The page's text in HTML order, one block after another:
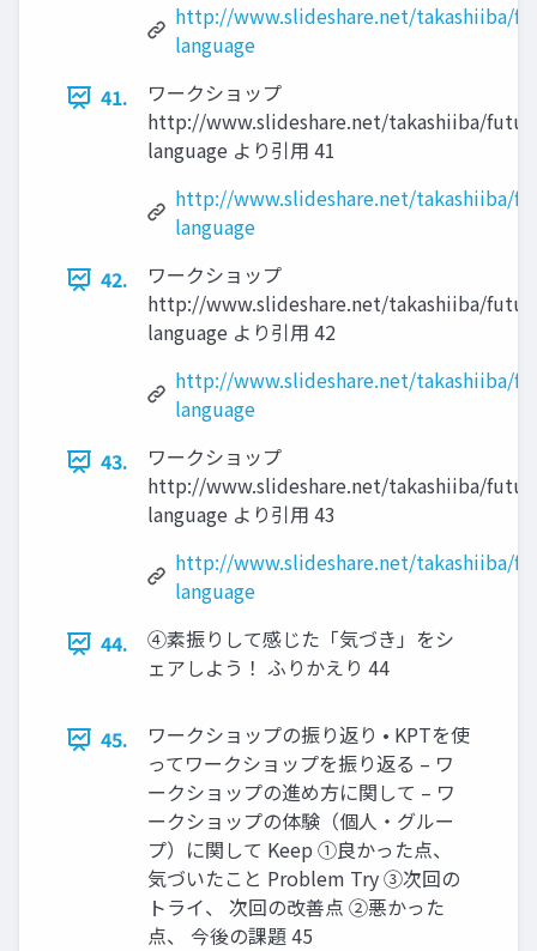
http://www.slideshare.net/takashiiba/
language
41.
ワークショップ
http://www.slideshare.net/takashiiba/
language より引用 41
http://www.slideshare.net/takashiiba/
language
42.
ワークショップ
http://www.slideshare.net/takashiiba/
language より引用 42
http://www.slideshare.net/takashiiba/
language
43.
ワークショップ
http://www.slideshare.net/takashiiba/
language より引用 43
http://www.slideshare.net/takashiiba/
language
44.
④素振りして感じた「気づき」をシ
ェアしよう！ ふりかえり 44
45.
ワークショップの振り返り • KPTを使
ってワークショップを振り返る – ワ
ークショップの進め方に関して – ワ
ークショップの体験（個人・グルー
プ）に関して Keep ①良かった点、
気づいたこと Problem Try ③次回の
トライ、 次回の改善点 ②悪かった
点、 今後の課題 45